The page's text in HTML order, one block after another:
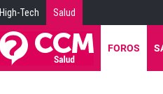
High-Tech Salud
FOROS